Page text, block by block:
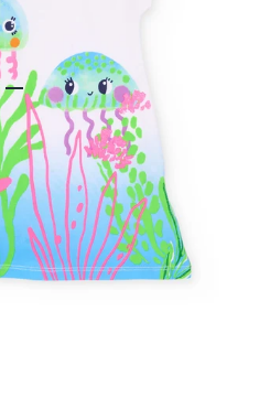
Ir al artículo 1
Ir al artículo 2
Ir al artículo 4